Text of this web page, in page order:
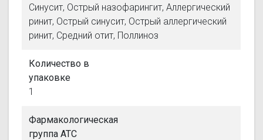
Синусит, Острый назофарингит, Аллергический
ринит, Острый синусит, Острый аллергический
ринит, Средний отит, Поллиноз
Количество в
упаковке
1
Фармакологическая
группа АТС